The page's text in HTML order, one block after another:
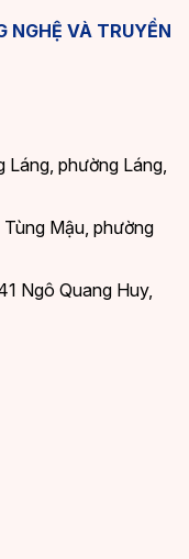
NGHỆ VÀ TRUYỀN
phường Láng,
Mậu, phường
Ngô Quang Huy,